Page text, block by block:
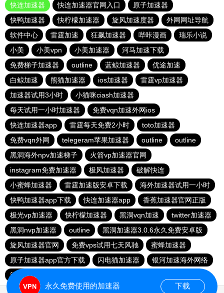
快连加速器
快连加速器官网入口
原子加速器
快鸭加速器
快柠檬加速器 旋风加速度器
外网网址导航
软件中心
雷霆加速 狂飙加速器 哔咔漫画
瑞乐小说
小美
小美vpn 小美加速器
河马加速下载
免费梯子加速器
outline 蓝鲸加速器
优途加速
白鲸加速
熊猫加速器 ios加速器
雷霆vp加速器
加速器试用3小时
小猫咪ciash加速器
每天试用一小时加速器
免费vqn加速外网ios
快连加速器app
雷霆每天免费2小时
toto加速器
免费vqn外网
telegeram苹果加速器 outline
outline
黑洞海外npv加速梯子
火箭vp加速器官网
instagram免费加速器
极风加速器
破解快连
小蜜蜂加速器
雷霆加速版安卓下载
海外加速器试用一小时
快鸭加速器app下载
快连加速器app
香蕉加速器官网正版
极光vp加速器
快柠檬加速器 黑洞vqn加速
twitter加速器
黑洞nvp加速器
outline
黑洞加速器3.0.6永久免费安卓版
旋风加速器官网
免费vps试用七天风驰
蜜蜂加速器
原子加速器app官方下载
闪电猫加速器
银河加速海外网络
河马加速官网
永久免费使用的加速器 下载